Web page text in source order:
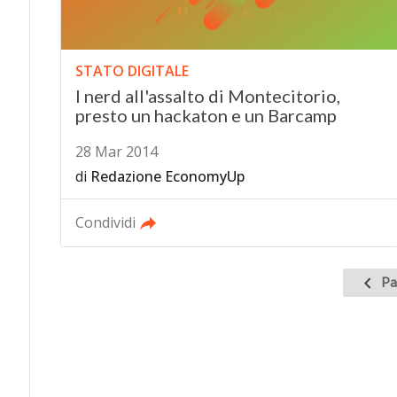
STATO DIGITALE
I nerd all'assalto di Montecitorio,
presto un hackaton e un Barcamp
28 Mar 2014
di Redazione EconomyUp
Condividi
Pagina